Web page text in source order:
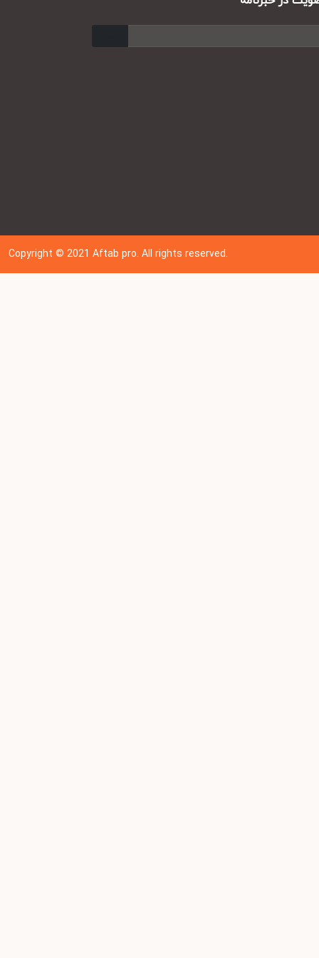
Copyright © 202 1Aftab pro. All rights reserved.